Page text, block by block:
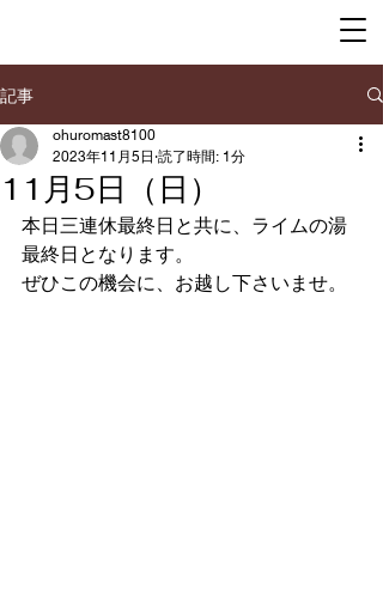
記事
11月5日（日）
ohuromast8100
2023年11月5日 読了時間: 1分
本日三連休最終日と共に、ライムの湯
最終日となります。
ぜひこの機会に、お越し下さいませ。